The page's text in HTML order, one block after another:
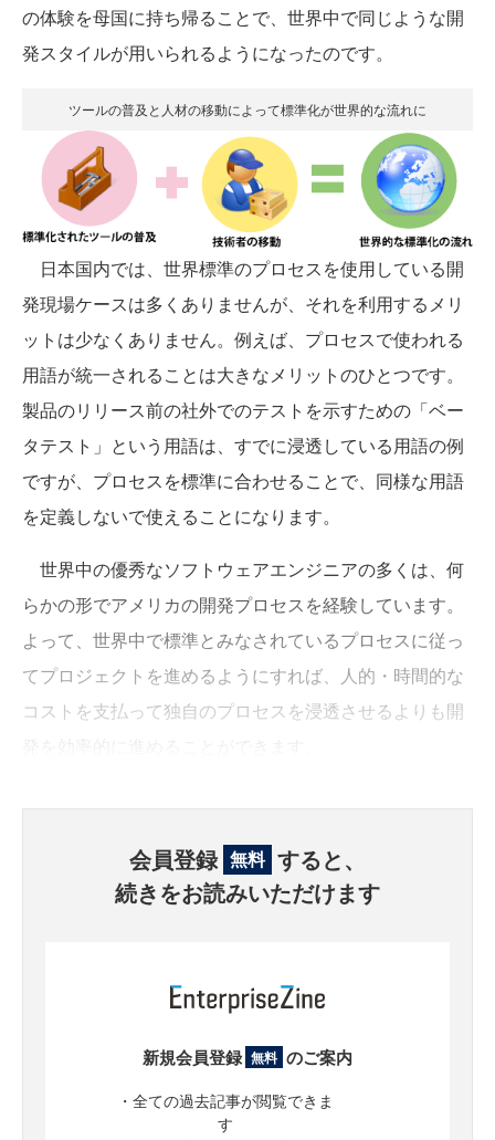
の体験を母国に持ち帰ることで、世界中で同じような開
発スタイルが用いられるようになったのです。
ツールの普及と人材の移動によって標準化が世界的な流れに
日本国内では、世界標準のプロセスを使用している開
発現場ケースは多くありませんが、それを利用するメリ
ットは少なくありません。例えば、プロセスで使われる
用語が統一されることは大きなメリットのひとつです。
製品のリリース前の社外でのテストを示すための「ベー
タテスト」という用語は、すでに浸透している用語の例
ですが、プロセスを標準に合わせることで、同様な用語
を定義しないで使えることになります。
世界中の優秀なソフトウェアエンジニアの多くは、何
らかの形でアメリカの開発プロセスを経験しています。
よって、世界中で標準とみなされているプロセスに従っ
てプロジェクトを進めるようにすれば、人的・時間的な
コストを支払って独自のプロセスを浸透させるよりも開
会員登録 無料 すると、
続きをお読みいただけます
新規会員登録 無料 のご案内
・全ての過去記事が閲覧できま
す